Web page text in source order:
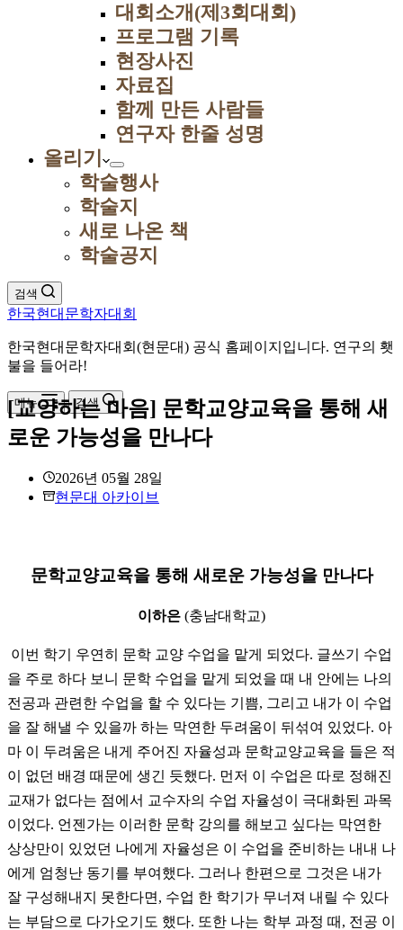
대회소개(제3회대회)
프로그램 기록
현장사진
자료집
함께 만든 사람들
연구자 한줄 성명
올리기
학술행사
학술지
새로 나온 책
학술공지
검색
한국현대문학자대회
한국현대문학자대회(현문대) 공식 홈페이지입니다. 연구의 횃
불을 들어라!
메뉴 검색
[교양하는 마음] 문학교양교육을 통해 새
로운 가능성을 만나다
2026년 05월 28일
현문대 아카이브
문학교양교육을 통해 새로운 가능성을 만나다
이하은 (충남대학교)
이번 학기 우연히 문학 교양 수업을 맡게 되었다. 글쓰기 수업
을 주로 하다 보니 문학 수업을 맡게 되었을 때 내 안에는 나의
전공과 관련한 수업을 할 수 있다는 기쁨, 그리고 내가 이 수업
을 잘 해낼 수 있을까 하는 막연한 두려움이 뒤섞여 있었다. 아
마 이 두려움은 내게 주어진 자율성과 문학교양교육을 들은 적
이 없던 배경 때문에 생긴 듯했다. 먼저 이 수업은 따로 정해진
교재가 없다는 점에서 교수자의 수업 자율성이 극대화된 과목
이었다. 언젠가는 이러한 문학 강의를 해보고 싶다는 막연한
상상만이 있었던 나에게 자율성은 이 수업을 준비하는 내내 나
에게 엄청난 동기를 부여했다. 그러나 한편으로 그것은 내가
잘 구성해내지 못한다면, 수업 한 학기가 무너져 내릴 수 있다
는 부담으로 다가오기도 했다. 또한 나는 학부 과정 때, 전공 이